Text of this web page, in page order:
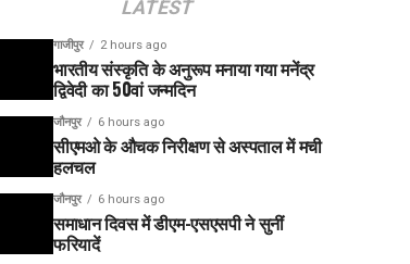
LATEST
गाजीपुर 2 hours ago
भारतीय संस्कृति के अनुरूप मनाया गया मनेंद्र
द्विवेदी का 50वां जन्मदिन
जौनपुर 6 hours ago
सीएमओ के औचक निरीक्षण से अस्पताल में मची
हलचल
जौनपुर 6 hours ago
समाधान दिवस में डीएम-एसएसपी ने सुनीं
फरियादें